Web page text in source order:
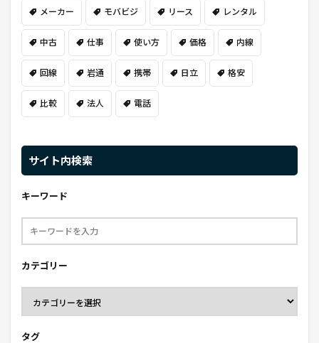
メーカー モバビジ リース レンタル
中古 仕事 使い方 価格 内線
回線 岩通 携帯 日立 格安
比較 法人 電話
サイト内検索
キーワード
カテゴリー
タグ